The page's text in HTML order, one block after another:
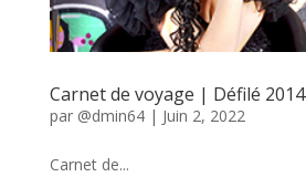
Carnet de voyage | Défilé 2014
par @dmin64| Juin 2, 2022
Carnet de...